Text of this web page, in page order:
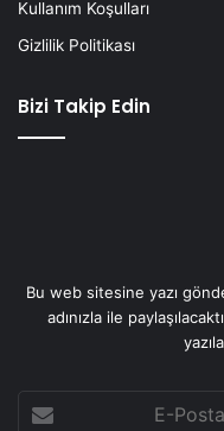
Kullanım Koşulları
Gizlilik Politikası
Bizi Takip Edin
Bu web sitesine yazı
adınızla ile
Posta